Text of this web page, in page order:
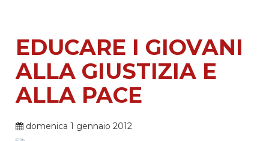
EDUCARE I GIOVANI
ALLA GIUSTIZIA E
ALLA PACE
domenica 1 gennaio 2012